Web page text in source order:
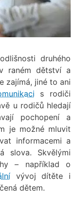
druhého
raném dětství a
zajímá, jiné to ani
s rodiči
u rodičů hledají
pochopení a
je možné mluvit
informacemi a
slova. Skvělými
– například o
vývoj dítěte i
dětem.